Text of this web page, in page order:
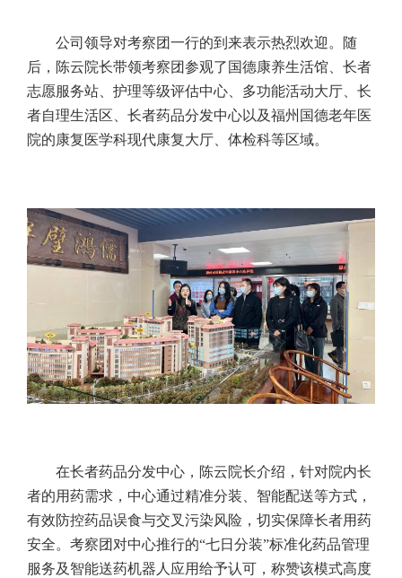
公司领导对考察团一行的到来表示热烈欢迎。随
后，陈云院长带领考察团参观了国德康养生活馆、长者
志愿服务站、护理等级评估中心、多功能活动大厅、长
者自理生活区、长者药品分发中心以及福州国德老年医
院的康复医学科现代康复大厅、体检科等区域。
在长者药品分发中心，陈云院长介绍，针对院内长
者的用药需求，中心通过精准分装、智能配送等方式，
有效防控药品误食与交叉污染风险，切实保障长者用药
安全。考察团对中心推行的“七日分装”标准化药品管理
服务及智能送药机器人应用给予认可，称赞该模式高度